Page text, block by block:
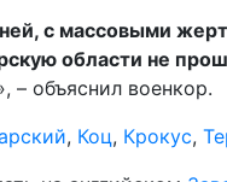
с массовыми
области не
– объяснил военкор.
, Коц, Крокус,